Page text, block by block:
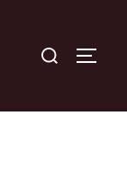
Rechercher :